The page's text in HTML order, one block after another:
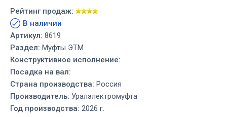
Рейтинг продаж:
В наличии
Артикул: 8619
Раздел: Муфты ЭТМ
Конструктивное исполнение:
Посадка на вал:
Страна производства: Россия
Производитель: Уралэлектромуфта
Год производства: 2026 г.